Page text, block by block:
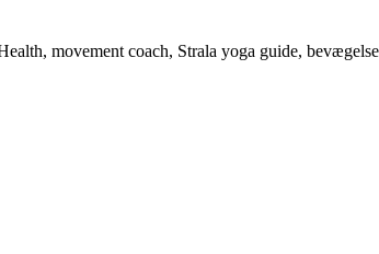
movement coach, Strala yoga guide,